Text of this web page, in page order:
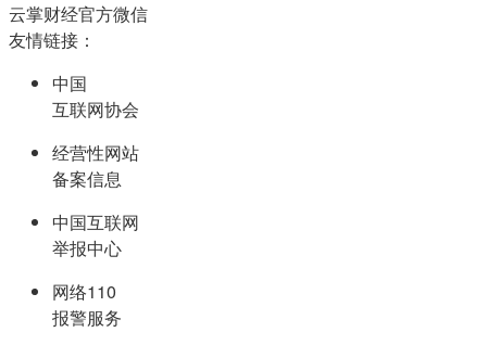
云掌财经官方微信
友情链接：
中国
互联网协会
经营性网站
备案信息
中国互联网
举报中心
网络110
报警服务